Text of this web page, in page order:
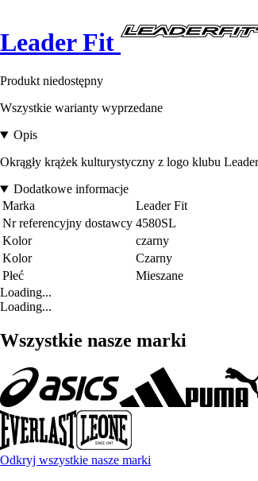
Leader Fit
Produkt niedostępny
Wszystkie warianty wyprzedane
Opis
Okrągły krążek kulturystyczny z logo klubu
Dodatkowe informacje
Marka
Leader Fit
Nr referencyjny dostawcy 4580SL
Kolor
czarny
Kolor
Czarny
Płeć
Mieszane
Loading...
Loading...
Wszystkie nasze marki
Odkryj wszystkie nasze marki